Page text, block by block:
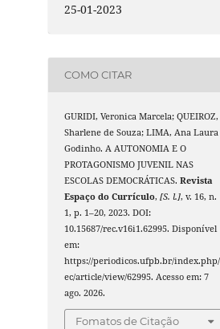
25-01-2023
COMO CITAR
GURIDI, Veronica Marcela; QUEIROZ,
Sharlene de Souza; LIMA, Ana Laura
Godinho. A AUTONOMIA E O
PROTAGONISMO JUVENIL NAS
ESCOLAS DEMOCRÁTICAS.Revista
Espaço do Currículo,[S. l.], v. 16, n.
1, p. 1–20, 2023. DOI:
10.15687/rec.v16i1.62995. Disponível
em:
https://periodicos.ufpb.br/
ec/article/view/62995. Acesso em: 7
ago. 2026.
Fomatos de Citação